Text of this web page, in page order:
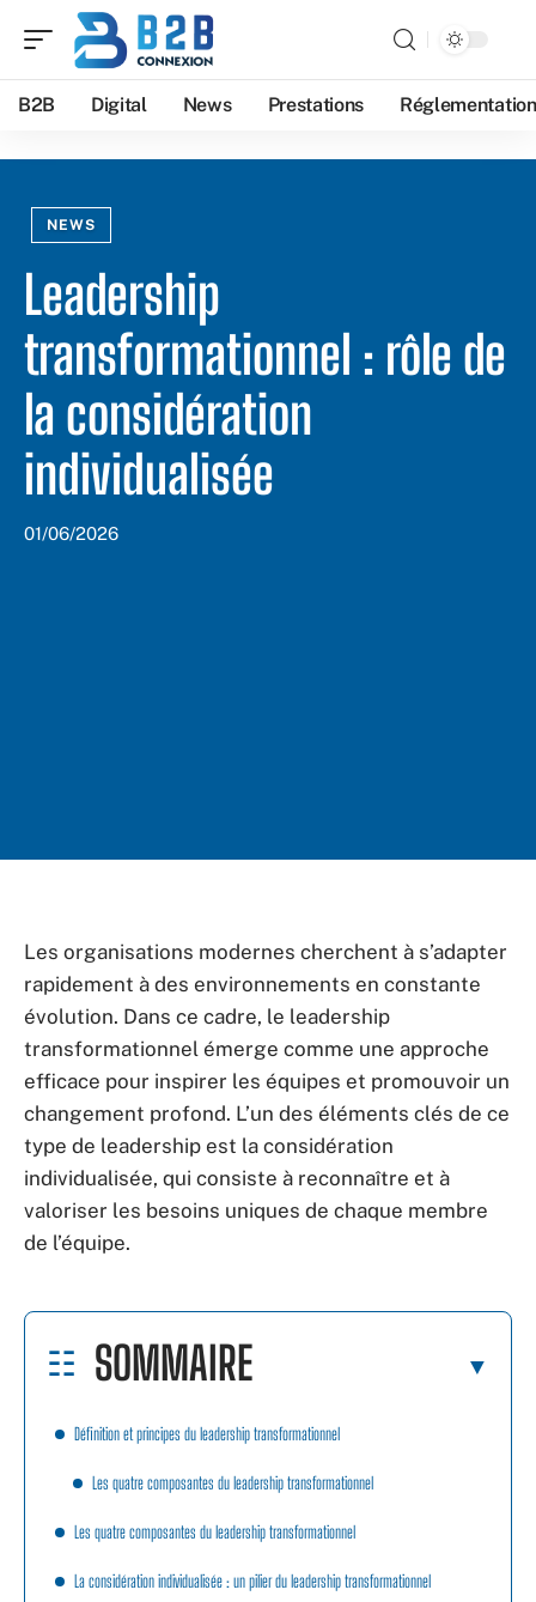
B2B Digital News Prestations Réglementation
NEWS
Leadership
transformationnel : rôle de
la considération
individualisée
01/06/2026
Les organisations modernes cherchent à s’adapter
rapidement à des environnements en constante
évolution. Dans ce cadre, le leadership
transformationnel émerge comme une approche
efficace pour inspirer les équipes et promouvoir un
changement profond. L’un des éléments clés de ce
type de leadership est la considération
individualisée, qui consiste à reconnaître et à
valoriser les besoins uniques de chaque membre
de l’équipe.
SOMMAIRE
Définition et principes du leadership transformationnel
Les quatre composantes du leadership transformationnel
Les quatre composantes du leadership transformationnel
La considération individualisée : un pilier du leadership transformationnel